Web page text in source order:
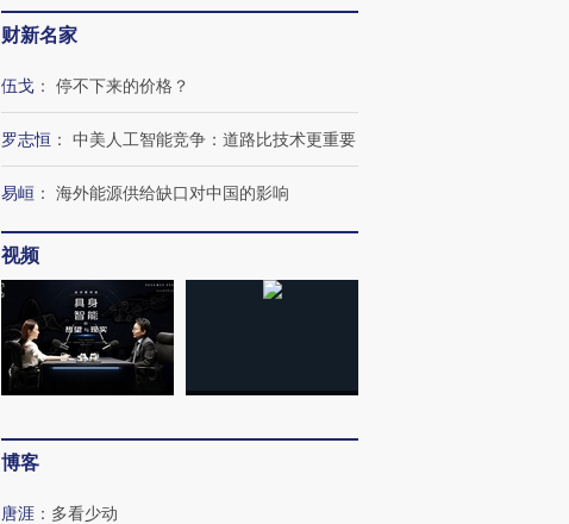
财新名家
伍戈 ： 停不下来的价格？
罗志恒 ： 中美人工智能竞争：道路比技术更重要
易峘 ： 海外能源供给缺口对中国的影响
视频
博客
唐涯 ： 多看少动